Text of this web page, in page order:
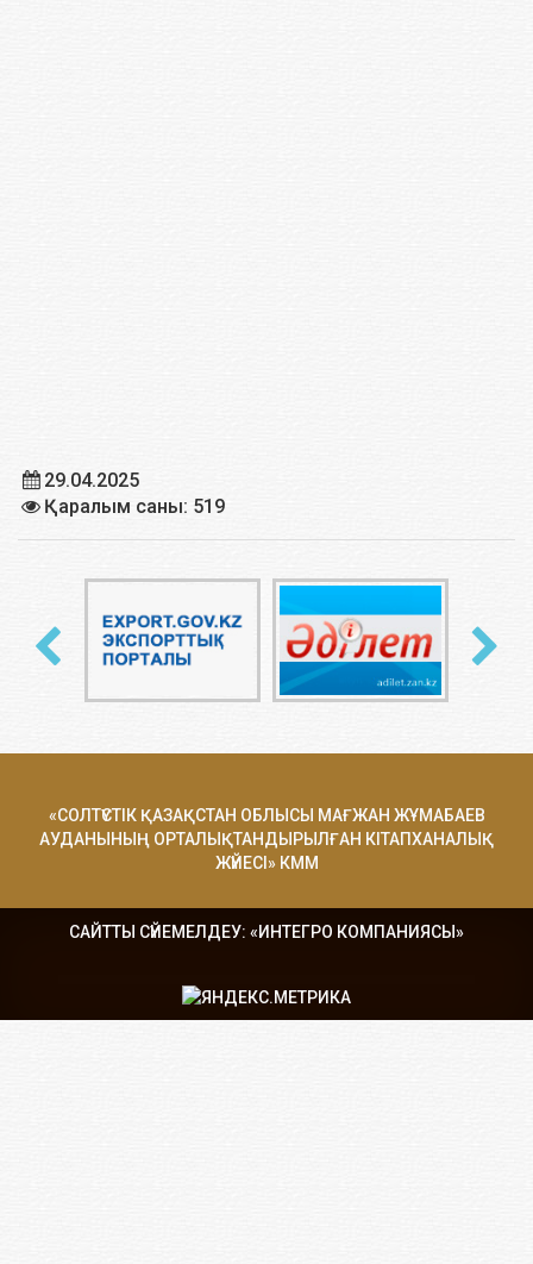
29.04.2025
Қаралым саны: 519
«СОЛТҮСТІК ҚАЗАҚСТАН ОБЛЫСЫ МАҒЖАН ЖҰМАБАЕВ
АУДАНЫНЫҢ ОРТАЛЫҚТАНДЫРЫЛҒАН КІТАПХАНАЛЫҚ
ЖҮЙЕСІ» КММ
САЙТТЫ СҮЙЕМЕЛДЕУ: «ИНТЕГРО КОМПАНИЯСЫ»